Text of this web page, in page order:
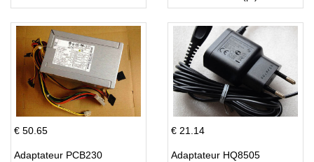
€ 50.65
Adaptateur PCB230
€ 21.14
Adaptateur HQ8505